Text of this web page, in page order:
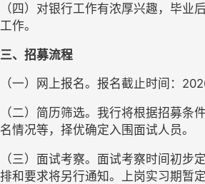
（四）对银行工作有浓厚兴趣，毕业
工作。
三、招募流程
（一）网上报名。 报名截止时间：
（二）简历筛选。我行将根据招募条
名情况等，择优确定入围面试人员。
（三）面试考察。面试考察时间初步
排和要求将另行通知。上岗实习期暂